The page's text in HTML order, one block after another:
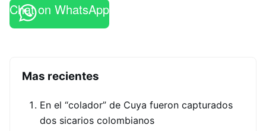
Chat on WhatsApp
Mas recientes
En el “colador” de Cuya fueron capturados
dos sicarios colombianos